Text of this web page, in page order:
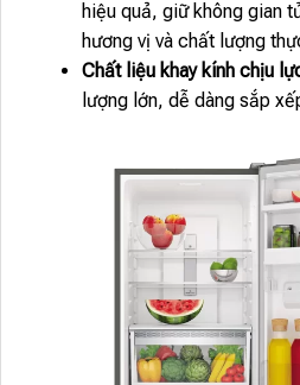
hiệu quả, giữ không gian
hương vị và chất lượng
Chất liệu khay kính chịu
lượng lớn, dễ dàng sắp